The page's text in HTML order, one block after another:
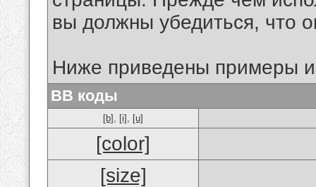
вы должны убедиться, что
Ниже приведены примеры
BB коды
[b] , [i] , [u]
[color]
[size]